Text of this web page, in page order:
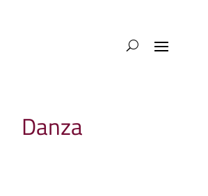
Danza